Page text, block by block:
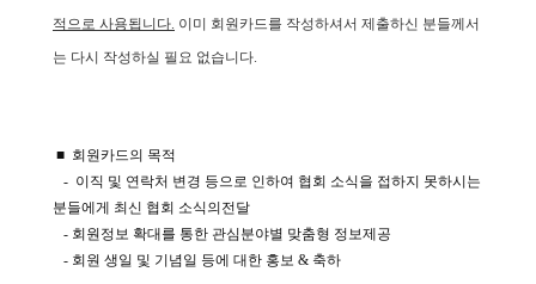
적으로 사용됩니다. 이미 회원카드를 작성하셔서 제출하신 분들께서
는 다시 작성하실 필요 없습니다.
■ 회원카드의 목적
- 이직 및 연락처 변경 등으로 인하여 협회 소식을 접하지 못하시는
분들에게 최신 협회 소식의전달
- 회원정보 확대를 통한 관심분야별 맞춤형 정보제공
- 회원 생일 및 기념일 등에 대한 홍보 & 축하